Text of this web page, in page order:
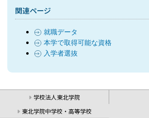
関連ページ
就職データ
本学で取得可能な資格
入学者選抜
学校法人東北学院
東北学院中学校・高等学校